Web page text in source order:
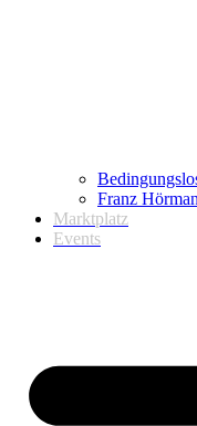
Franz
Marktplatz
Events